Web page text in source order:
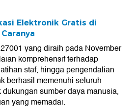
Elektronik Gratis di
yang diraih pada November
komprehensif terhadap
staf, hingga pengendalian
berhasil memenuhi seluruh
sumber daya manusia,
yang memadai.